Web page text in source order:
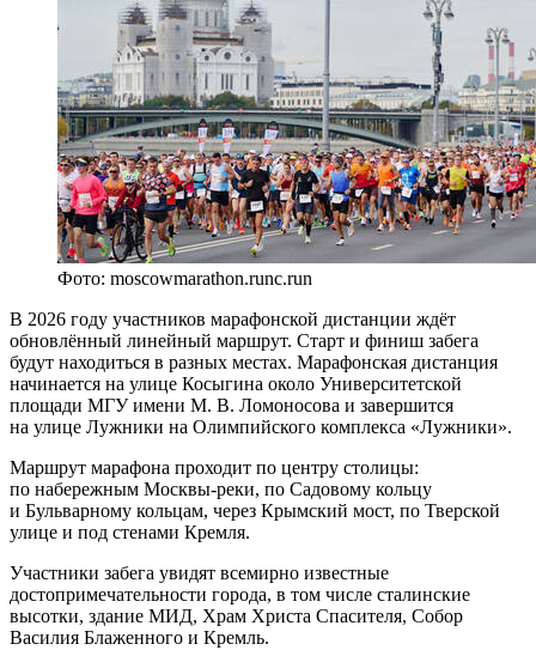
Фото: moscowmarathon.runc.run
В 2026 году участников марафонской дистанции ждёт
обновлённый линейный маршрут. Старт и финиш забега
будут находиться в разных местах. Марафонская дистанция
начинается на улице Косыгина около Университетской
площади МГУ имени М. В. Ломоносова и завершится
на улице Лужники на Олимпийского комплекса «Лужники».
Маршрут марафона проходит по центру столицы:
по набережным Москвы-реки, по Садовому кольцу
и Бульварному кольцам, через Крымский мост, по Тверской
улице и под стенами Кремля.
Участники забега увидят всемирно известные
достопримечательности города, в том числе сталинские
высотки, здание МИД, Храм Христа Спасителя, Собор
Василия Блаженного и Кремль.